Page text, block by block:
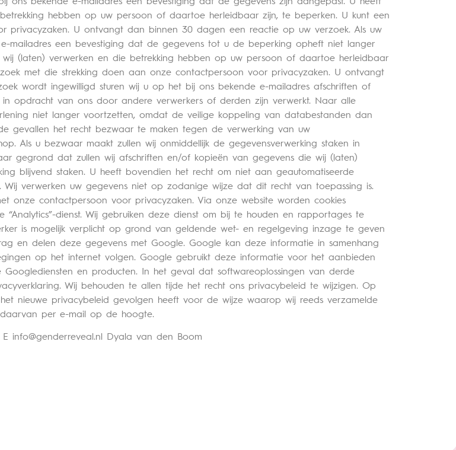
hebben op uw persoon of daartoe herleidbaar zijn, te beperken. U kunt een
privacyzaken. U ontvangt dan binnen 30 dagen een reactie op uw verzoek. Als uw
mailadres een bevestiging dat de gegevens tot u de beperking opheft niet langer
(laten) verwerken en die betrekking hebben op uw persoon of daartoe herleidbaar
met die strekking doen aan onze contactpersoon voor privacyzaken. U ontvangt
wordt ingewilligd sturen wij u op het bij ons bekende e-mailadres afschriften of
opdracht van ons door andere verwerkers of derden zijn verwerkt. Naar alle
niet langer voortzetten, omdat de veilige koppeling van databestanden dan
gevallen het recht bezwaar te maken tegen de verwerking van uw
Als u bezwaar maakt zullen wij onmiddellijk de gegevensverwerking staken in
gegrond dat zullen wij afschriften en/of kopieën van gegevens die wij (laten)
blijvend staken. U heeft bovendien het recht om niet aan geautomatiseerde
verwerken uw gegevens niet op zodanige wijze dat dit recht van toepassing is.
contactpersoon voor privacyzaken. Via onze website worden cookies
dienst. Wij gebruiken deze dienst om bij te houden en rapportages te
is mogelijk verplicht op grond van geldende wet- en regelgeving inzage te geven
en delen deze gegevens met Google. Google kan deze informatie in samenhang
op het internet volgen. Google gebruikt deze informatie voor het aanbieden
en producten. In het geval dat softwareoplossingen van derde
Wij behouden te allen tijde het recht ons privacybeleid te wijzigen. Op
nieuwe privacybeleid gevolgen heeft voor de wijze waarop wij reeds verzamelde
per e-mail op de hoogte.
info@genderreveal.nl Dyala van den Boom